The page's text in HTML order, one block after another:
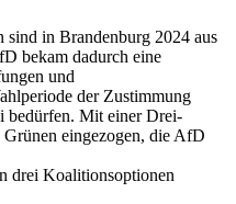
in Brandenburg 2024 aus
bekam dadurch eine
und
der Zustimmung
bedürfen. Mit einer Drei-
eingezogen, die AfD
drei Koalitionsoptionen